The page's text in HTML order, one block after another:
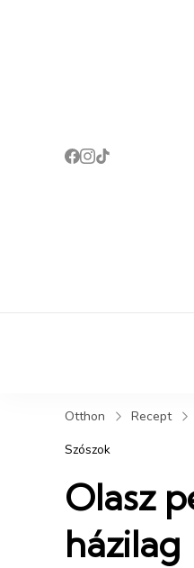
Otthon Recept
Szószok
Olasz
házilag